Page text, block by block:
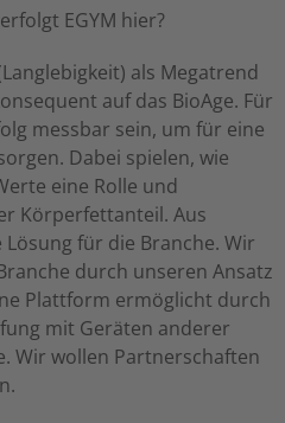
EGYM hier?
als Megatrend
auf das BioAge. Für
messbar sein, um für eine
Dabei spielen, wie
eine Rolle und
Körperfettanteil. Aus
für die Branche. Wir
durch unseren Ansatz
Plattform ermöglicht durch
mit Geräten anderer
Wir wollen Partnerschaften